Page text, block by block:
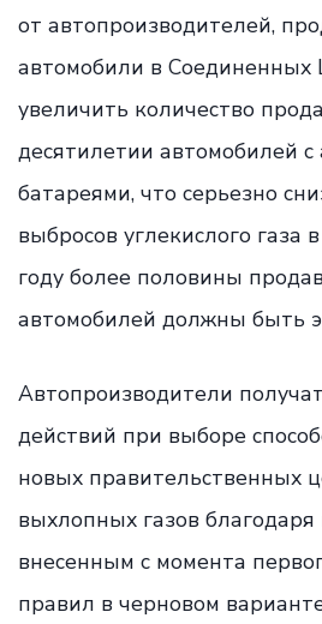
от автопроизводителей,
автомобили в Соединенных
увеличить количество
десятилетии автомобилей
батареями, что серьезно
выбросов углекислого газа
году более половины
автомобилей должны быть
Автопроизводители
действий при выборе
новых правительственных
выхлопных газов
внесенным с момента
правил в черновом